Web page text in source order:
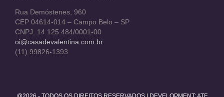
Rua Demóstenes, 960
CEP 04614-014 – Campo Belo – SP
CNPJ: 14.125.484/0001-00
oi@casadevalentina.com.br
(11) 99826-1393